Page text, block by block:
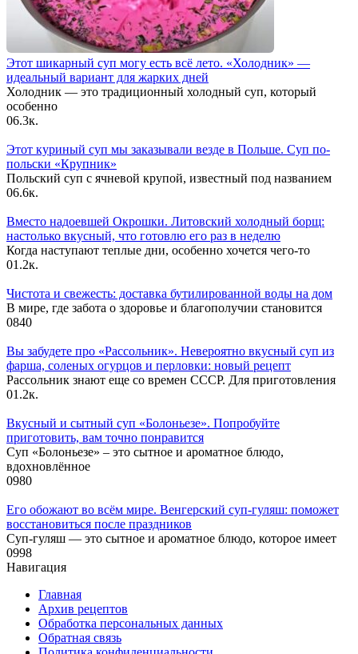
Этот шикарный суп могу есть всё лето. «Холодник» —
идеальный вариант для жарких дней
Холодник — это традиционный холодный суп, который
особенно
06.3к.
Этот куриный суп мы заказывали везде в Польше. Суп по-
польски «Крупник»
Польский суп с ячневой крупой, известный под названием
06.6к.
Вместо надоевшей Окрошки. Литовский холодный борщ:
настолько вкусный, что готовлю его раз в неделю
Когда наступают теплые дни, особенно хочется чего-то
01.2к.
Чистота и свежесть: доставка бутилированной воды на дом
В мире, где забота о здоровье и благополучии становится
0840
Вы забудете про «Рассольник». Невероятно вкусный суп из
фарша, соленых огурцов и перловки: новый рецепт
Рассольник знают еще со времен СССР. Для приготовления
01.2к.
Вкусный и сытный cуп «Болоньезе». Попробуйте
приготовить, вам точно понравится
Суп «Болоньезе» – это сытное и ароматное блюдо,
вдохновлённое
0980
Его обожают во всём мире. Венгерский суп-гуляш: поможет
восстановиться после праздников
Суп-гуляш — это сытное и ароматное блюдо, которое имеет
0998
Навигация
Главная
Архив рецептов
Обработка персональных данных
Обратная связь